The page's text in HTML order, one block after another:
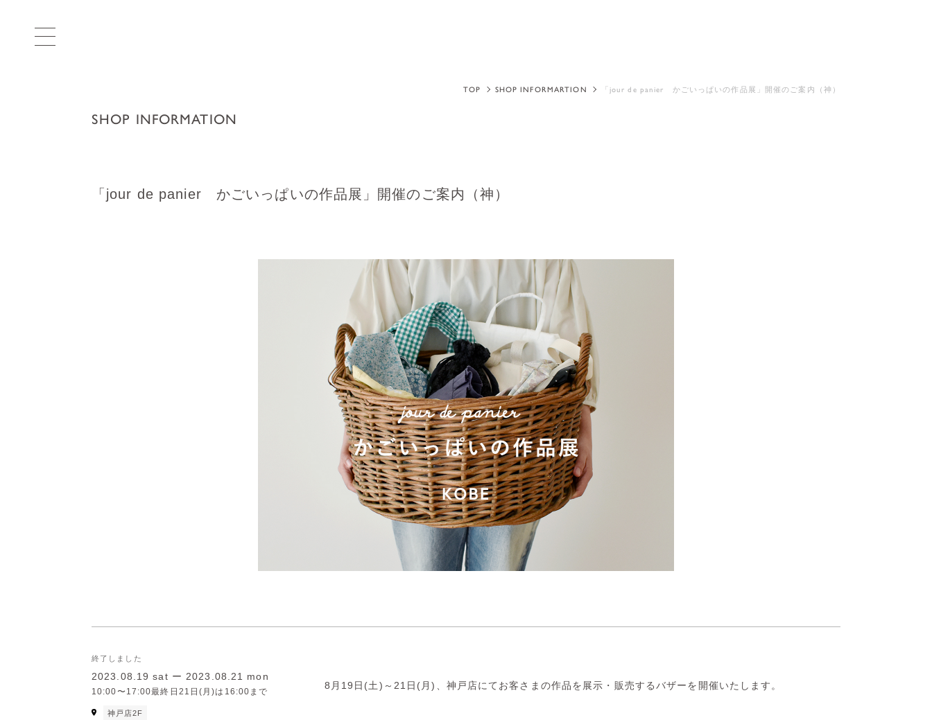
TOP SHOP INFORMARTION 「jour de panier かごいっぱいの作品展」開催のご案内（神）
SHOP INFORMATION
「jour de panier かごいっぱいの作品展」開催のご案内（神）
終了しました
2023.08.19 sat ー 2023.08.21 mon
10:00〜17:00最終日21日(月)は16:00まで
神戸店2F
8月19日(土)～21日(月)、神戸店にてお客さまの作品を展示・販売するバザーを開催いたします。